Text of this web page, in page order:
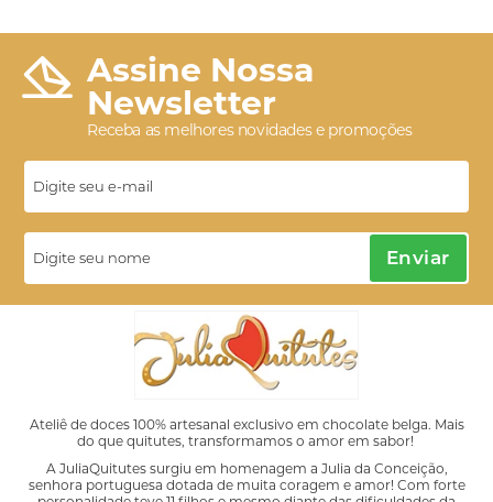
Assine Nossa
Newsletter
Receba as melhores novidades e promoções
Enviar
Ateliê de doces 100% artesanal exclusivo em chocolate belga. Mais
do que quitutes, transformamos o amor em sabor!
A JuliaQuitutes surgiu em homenagem a Julia da Conceição,
senhora portuguesa dotada de muita coragem e amor! Com forte